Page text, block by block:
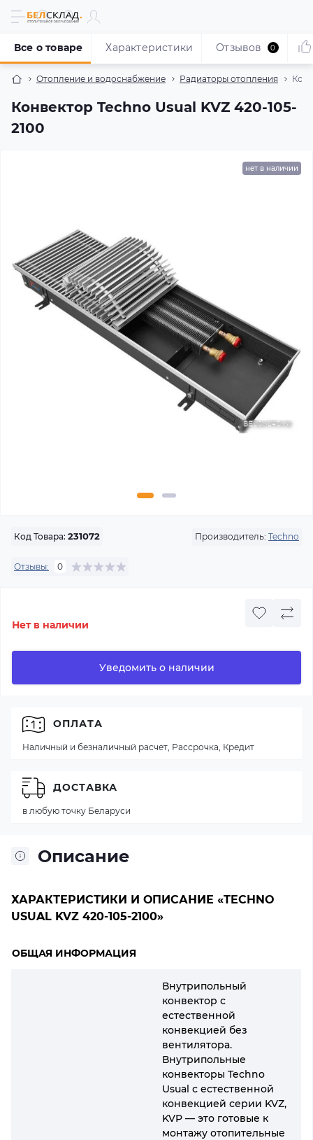
Отопление и водоснабжение Радиаторы отопления
Конвектор Techno Usual KVZ 420-105-
2100
Все о товаре Характеристики Отзывов 0
нет в наличии
Код Товара: 231072 Производитель: Techno
Отзывы: 0
Нет в наличии
Уведомить о наличии
Описание
ХАРАКТЕРИСТИКИ И ОПИСАНИЕ «TECHNO
USUAL KVZ 420-105-2100»
ОБЩАЯ ИНФОРМАЦИЯ
Внутрипольный
конвектор с
естественной
конвекцией без
вентилятора.
Внутрипольные
конвекторы Techno
Usual с естественной
конвекцией серии KVZ,
KVP — это готовые к
монтажу отопительные
ОПЛАТА
Наличный и безналичный расчет, Рассрочка, Кредит
ДОСТАВКА
в любую точку Беларуси